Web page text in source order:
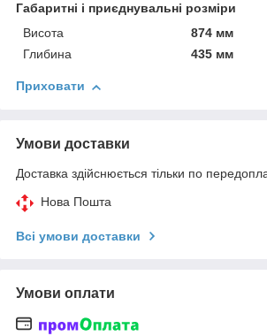
Габаритні і приєднувальні розміри
Висота
874 мм
Глибина
435 мм
Приховати
Умови доставки
Доставка здійснюється тільки по
Нова Пошта
Всі умови доставки
Умови оплати